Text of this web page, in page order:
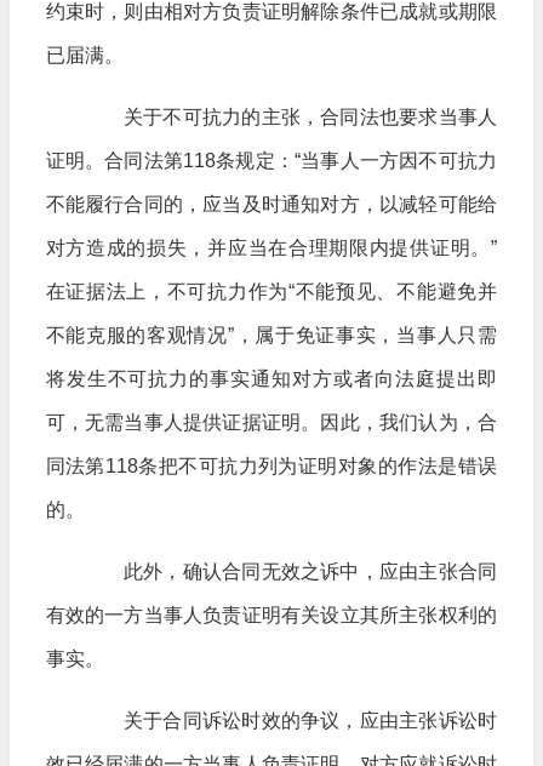
约束时，则由相对方负责证明解除条件已成就或期限
已届满。
关于不可抗力的主张，合同法也要求当事人
证明。合同法第118条规定：“当事人一方因不可抗力
不能履行合同的，应当及时通知对方，以减轻可能给
对方造成的损失，并应当在合理期限内提供证明。”
在证据法上，不可抗力作为“不能预见、不能避免并
不能克服的客观情况”，属于免证事实，当事人只需
将发生不可抗力的事实通知对方或者向法庭提出即
可，无需当事人提供证据证明。因此，我们认为，合
同法第118条把不可抗力列为证明对象的作法是错误
的。
此外，确认合同无效之诉中，应由主张合同
有效的一方当事人负责证明有关设立其所主张权利的
事实。
关于合同诉讼时效的争议，应由主张诉讼时